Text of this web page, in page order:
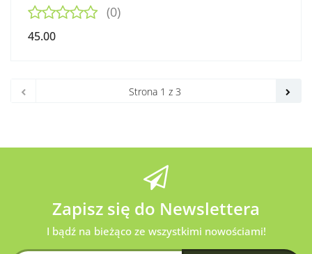
(0)
45.00
Zapisz się do Newslettera
I bądź na bieżąco ze wszystkimi nowościami!